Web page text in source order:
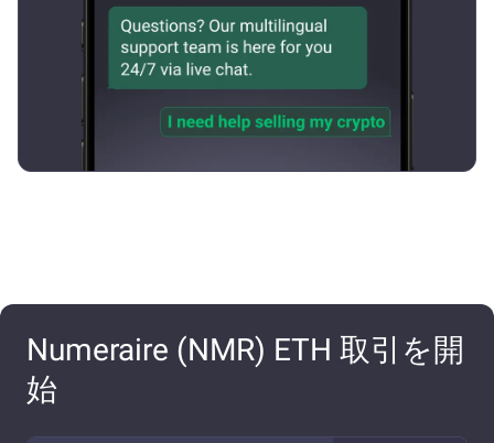
Numeraire (NMR) ETH 取引を開
始